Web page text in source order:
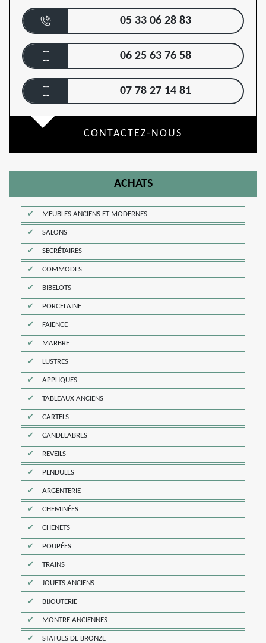
05 33 06 28 83
06 25 63 76 58
07 78 27 14 81
CONTACTEZ-NOUS
ACHATS
MEUBLES ANCIENS ET MODERNES
SALONS
SECRÉTAIRES
COMMODES
BIBELOTS
PORCELAINE
FAÏENCE
MARBRE
LUSTRES
APPLIQUES
TABLEAUX ANCIENS
CARTELS
CANDELABRES
REVEILS
PENDULES
ARGENTERIE
CHEMINÉES
CHENETS
POUPÉES
TRAINS
JOUETS ANCIENS
BIJOUTERIE
MONTRE ANCIENNES
STATUES DE BRONZE